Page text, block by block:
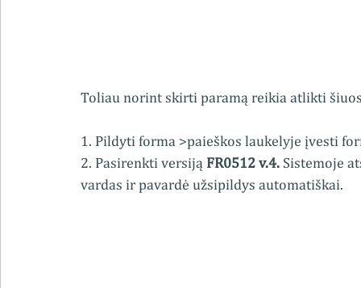
Toliau norint skirti paramą reikia atlikti
1. Pildyti forma >paieškos laukelyje įvesti
2. Pasirenkti versiją FR0512 v.4. Sistemoje
vardas ir pavardė užsipildys automatiškai.